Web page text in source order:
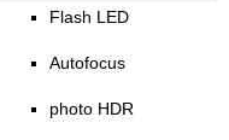
Flash LED
Autofocus
photo HDR